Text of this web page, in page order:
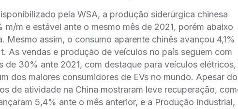
pela WSA, a produção siderúrgica chinesa
m e estável ante o mesmo mês de 2021, porém abaixo
Mesmo assim, o consumo aparente chinês avançou 4,1%
As vendas e produção de veículos no país seguem com
de 30% ante 2021, com destaque para veículos elétricos,
dos maiores consumidores de EVs no mundo. Apesar
de atividade na China mostraram leve recuperação,
5,4% ante o mês anterior, e a Produção Industrial,